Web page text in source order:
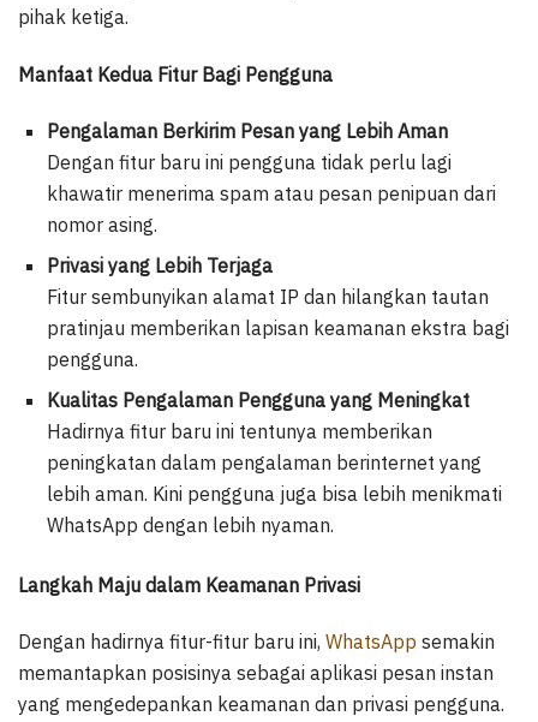
pihak ketiga.
Manfaat Kedua Fitur Bagi Pengguna
Pengalaman Berkirim Pesan yang Lebih Aman
Dengan fitur baru ini pengguna tidak perlu lagi
khawatir menerima spam atau pesan penipuan dari
nomor asing.
Privasi yang Lebih Terjaga
Fitur sembunyikan alamat IP dan hilangkan tautan
pratinjau memberikan lapisan keamanan ekstra bagi
pengguna.
Kualitas Pengalaman Pengguna yang Meningkat
Hadirnya fitur baru ini tentunya memberikan
peningkatan dalam pengalaman berinternet yang
lebih aman. Kini pengguna juga bisa lebih menikmati
WhatsApp dengan lebih nyaman.
Langkah Maju dalam Keamanan Privasi
Dengan hadirnya fitur-fitur baru ini, WhatsApp semakin
memantapkan posisinya sebagai aplikasi pesan instan
yang mengedepankan keamanan dan privasi pengguna.